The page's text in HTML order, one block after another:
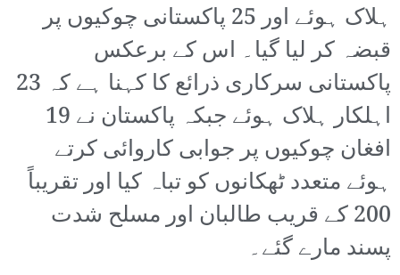
ہلاک ہوئے اور 25 پاکستانی چوکیوں پر
قبضہ کر لیا گیا۔ اس کے برعکس
پاکستانی سرکاری ذرائع کا کہنا ہے کہ 23
اہلکار ہلاک ہوئے جبکہ پاکستان نے 19
افغان چوکیوں پر جوابی کاروائی کرتے
ہوئے متعدد ٹھکانوں کو تباہ کیا اور تقریباً
200 کے قریب طالبان اور مسلح شدت
پسند مارے گئے۔